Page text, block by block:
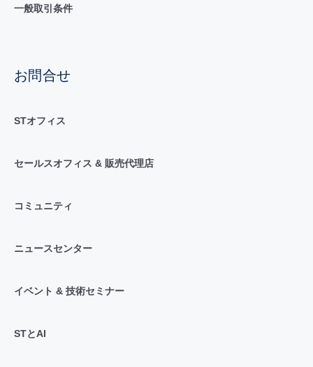
一般取引条件
お問合せ
STオフィス
セールスオフィス & 販売代理店
コミュニティ
ニュースセンター
イベント & 技術セミナー
STとAI